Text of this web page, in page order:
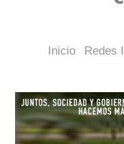
Inicio Redes